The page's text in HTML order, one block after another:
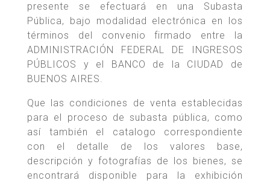
presente se efectuará en una Subasta
Pública, bajo modalidad electrónica en los
términos del convenio firmado entre la
ADMINISTRACIÓN FEDERAL DE INGRESOS
PÚBLICOS y el BANCO de la CIUDAD de
BUENOS AIRES.
Que las condiciones de venta establecidas
para el proceso de subasta pública, como
así también el catalogo correspondiente
con el detalle de los valores base,
descripción y fotografías de los bienes, se
encontrará disponible para la exhibición